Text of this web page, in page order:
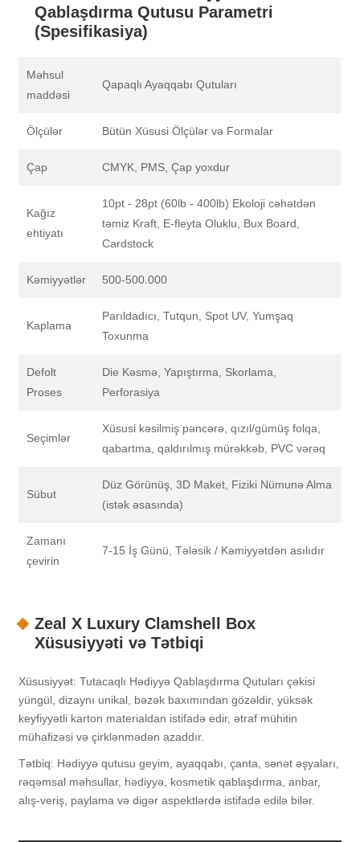
Qablaşdırma Qutusu Parametri
(Spesifikasiya)
Məhsul
maddəsi
Qapaqlı Ayaqqabı Qutuları
Ölçülər Bütün Xüsusi Ölçülər və Formalar
Çap CMYK, PMS, Çap yoxdur
Kağız
ehtiyatı
10pt - 28pt (60lb - 400lb) Ekoloji cəhətdən
təmiz Kraft, E-fleyta Oluklu, Bux Board,
Cardstock
Kəmiyyətlər 500-500.000
Kaplama
Parıldadıcı, Tutqun, Spot UV, Yumşaq
Toxunma
Defolt
Proses
Die Kəsmə, Yapıştırma, Skorlama,
Perforasiya
Seçimlər
Xüsusi kəsilmiş pəncərə, qızıl/gümüş folqa,
qabartma, qaldırılmış mürəkkəb, PVC vərəq
Sübut
Düz Görünüş, 3D Maket, Fiziki Nümunə Alma
(istək əsasında)
Zamanı
çevirin
7-15 İş Günü, Tələsik / Kəmiyyətdən asılıdır
Zeal X Luxury Clamshell Box
Xüsusiyyəti və Tətbiqi
Xüsusiyyət: Tutacaqlı Hədiyyə Qablaşdırma Qutuları çəkisi
yüngül, dizaynı unikal, bəzək baxımından gözəldir, yüksək
keyfiyyətli karton materialdan istifadə edir, ətraf mühitin
mühafizəsi və çirklənmədən azaddır.
Tətbiq: Hədiyyə qutusu geyim, ayaqqabı, çanta, sənət əşyaları,
rəqəmsal məhsullar, hədiyyə, kosmetik qablaşdırma, anbar,
alış-veriş, paylama və digər aspektlərdə istifadə edilə bilər.